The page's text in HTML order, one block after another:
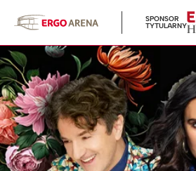
SPONSOR
TYTULARNY